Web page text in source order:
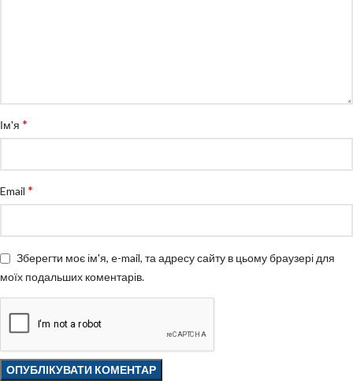
Ім'я *
Email *
Зберегти моє ім'я, e-mail, та адресу сайту в цьому браузері для
моїх подальших коментарів.